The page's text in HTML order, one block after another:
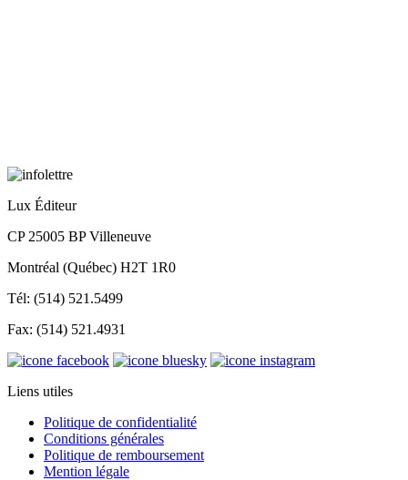
Lux Éditeur
CP 25005 BP Villeneuve
Montréal (Québec) H2T 1R0
Tél: (514) 521.5499
Fax: (514) 521.4931
Liens utiles
Politique de confidentialité
Conditions générales
Politique de remboursement
Mention légale